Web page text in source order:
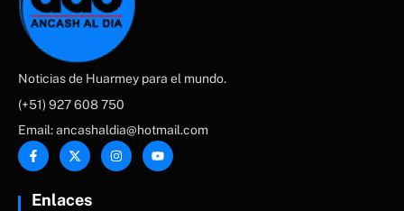
Noticias de Huarmey para el mundo.
(+51) 927 608 750
Email: ancashaldia@hotmail.com
Enlaces